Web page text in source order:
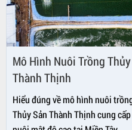
Mô Hình Nuôi Trồng
Thành Thịnh
Hiểu đúng về mô hình nuôi
Thủy Sản Thành Thịnh cung